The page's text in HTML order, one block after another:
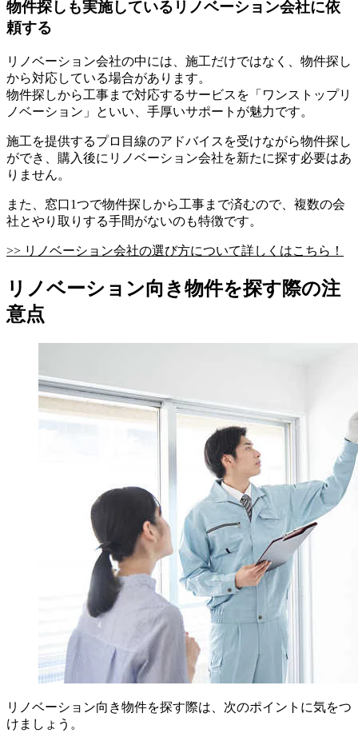
物件探しも実施しているリノベーション会社に依
頼する
リノベーション会社の中には、施工だけではなく、物件探し
から対応している場合があります。
物件探しから工事まで対応するサービスを「ワンストップリ
ノベーション」といい、手厚いサポートが魅力です。
施工を提供するプロ目線のアドバイスを受けながら物件探し
ができ、購入後にリノベーション会社を新たに探す必要はあ
りません。
また、窓口1つで物件探しから工事まで済むので、複数の会
社とやり取りする手間がないのも特徴です。
>> リノベーション会社の選び方について詳しくはこちら！
リノベーション向き物件を探す際の注
意点
リノベーション向き物件を探す際は、次のポイントに気をつ
けましょう。